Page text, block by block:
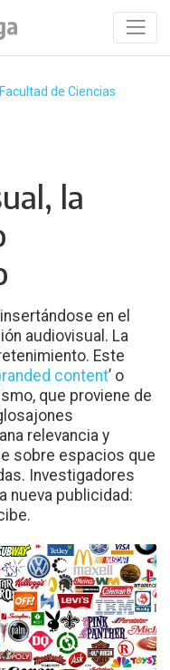
de Ciencias
la
en el
audiovisual. La
Este
content’ o
que proviene de
relevancia y
sobre espacios que
Investigadores
nueva publicidad: